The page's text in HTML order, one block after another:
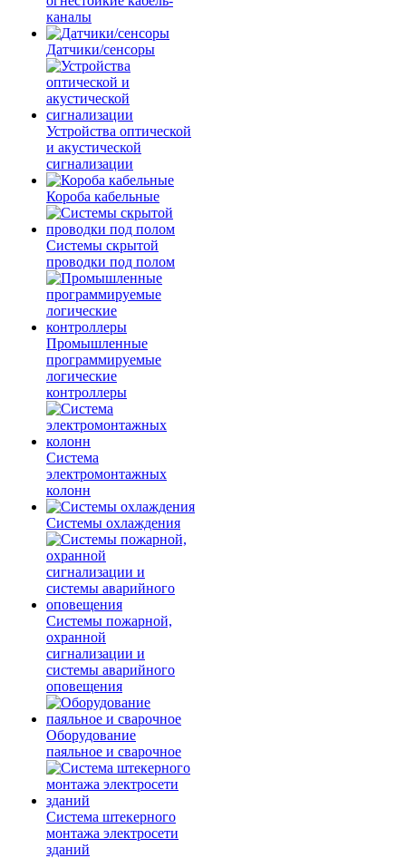
каналы
Датчики/сенсоры
Устройства оптической
и акустической
сигнализации
Короба кабельные
Системы скрытой
проводки под полом
Промышленные
программируемые
логические
контроллеры
Система
электромонтажных
колонн
Системы охлаждения
Системы пожарной,
охранной
сигнализации и
системы аварийного
оповещения
Оборудование
паяльное и сварочное
Система штекерного
монтажа электросети
зданий